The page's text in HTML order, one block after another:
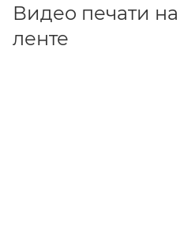
Видео печати
ленте